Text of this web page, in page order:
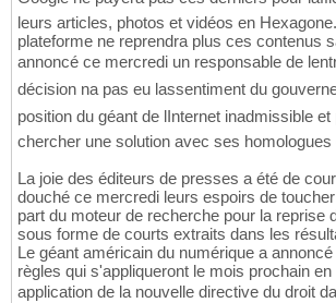
leurs articles, photos et vidéos en
plateforme ne reprendra plus ces contenus
annoncé ce mercredi un responsable de
décision na pas eu lassentiment du
position du géant de lInternet inadmissible
chercher une solution avec ses homologues
La joie des éditeurs de presses a été de
douché ce mercredi leurs espoirs de
part du moteur de recherche pour la reprise
sous forme de courts extraits dans les
Le géant américain du numérique a
règles qui s'appliqueront le mois prochain
application de la nouvelle directive du droit